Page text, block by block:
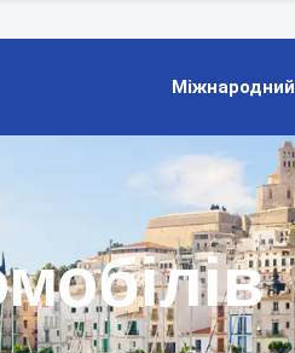
Міжнародний